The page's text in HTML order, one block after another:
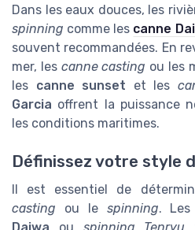
Dans les eaux douces, les
spinning comme les canne
souvent recommandées. En
mer, les canne casting ou les
les canne sunset et les
Garcia offrent la puissance
les conditions maritimes.
Définissez votre style
Il est essentiel de
casting ou le spinning.